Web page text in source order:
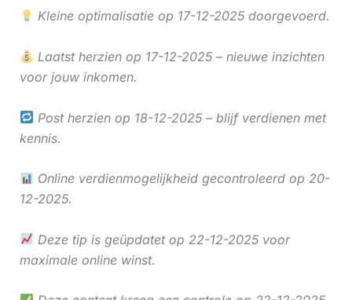
Kleine optimalisatie op 17-12-2025 doorgevoerd.
Laatst herzien op 17-12-2025 – nieuwe inzichten
voor jouw inkomen.
Post herzien op 18-12-2025 – blijf verdienen met
kennis.
Online verdienmogelijkheid gecontroleerd op 20-
12-2025.
Deze tip is geüpdatet op 22-12-2025 voor
maximale online winst.